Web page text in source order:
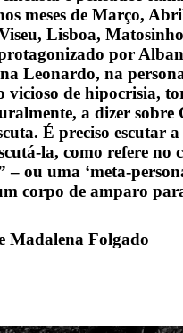
meses de Março,
Lisboa,
por
Leonardo, na
vicioso de hipocrisia,
a dizer
É preciso escutar
la, como refere
– ou uma ‘meta-
corpo de amparo
Madalena Folgado